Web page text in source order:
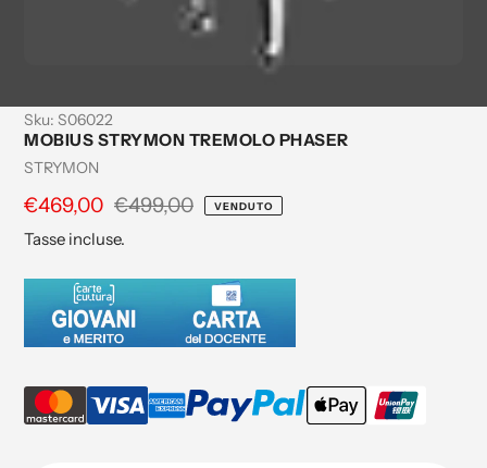
Sku: S06022
MOBIUS STRYMON TREMOLO PHASER
Venditrice
STRYMON
Prezzo
di
€469,00
Prezzo
regolare
€499,00 VENDUTO
Tasse incluse.